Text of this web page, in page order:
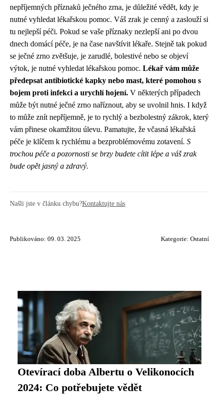
nepříjemných příznaků ječného zrna, je důležité vědět, kdy je
nutné vyhledat lékařskou pomoc. Váš zrak je cenný a zaslouží si
tu nejlepší péči. Pokud se vaše příznaky nezlepší ani po dvou
dnech domácí péče, je na čase navštívit lékaře. Stejně tak pokud
se ječné zrno zvětšuje, je zarudlé, bolestivé nebo se objeví
výtok, je nutné vyhledat lékařskou pomoc. Lékař vám může
předepsat antibiotické kapky nebo mast, které pomohou s
bojem proti infekci a urychlí hojení. V některých případech
může být nutné ječné zrno naříznout, aby se uvolnil hnis. I když
to může znít nepříjemně, je to rychlý a bezbolestný zákrok, který
vám přinese okamžitou úlevu. Pamatujte, že včasná lékařská
péče je klíčem k rychlému a bezproblémovému zotavení. S
trochou péče a pozornosti se brzy budete cítit lépe a váš zrak
bude opět jasný a zdravý.
Našli jste v článku chybu?Kontaktujte nás
Publikováno: 09. 03. 2025 Kategorie: Ostatní
Otevírací doba Albertu o Velikonocích
2024: Co potřebujete vědět